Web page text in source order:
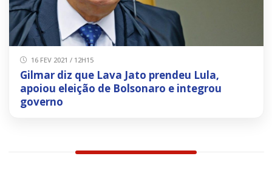
16 FEV 2021 / 12H15
Gilmar diz que Lava Jato prendeu Lula,
apoiou eleição de Bolsonaro e integrou
governo